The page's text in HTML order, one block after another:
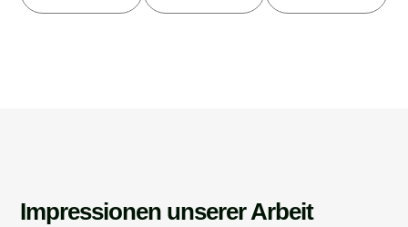
Impressionen unserer Arbeit